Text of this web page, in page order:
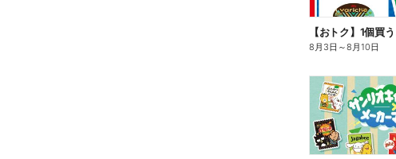
8月3日 ～8月10日